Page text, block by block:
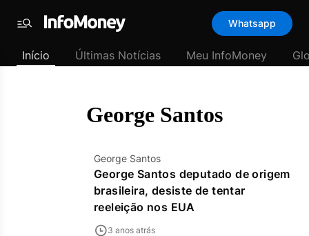
padrão
Últimas
Menu
Whatsapp
Início Últimas Notícias Meu InfoMoney
George Santos
George Santos
George Santos deputado de origem
brasileira, desiste de tentar
reeleição nos EUA
3 anos atrás